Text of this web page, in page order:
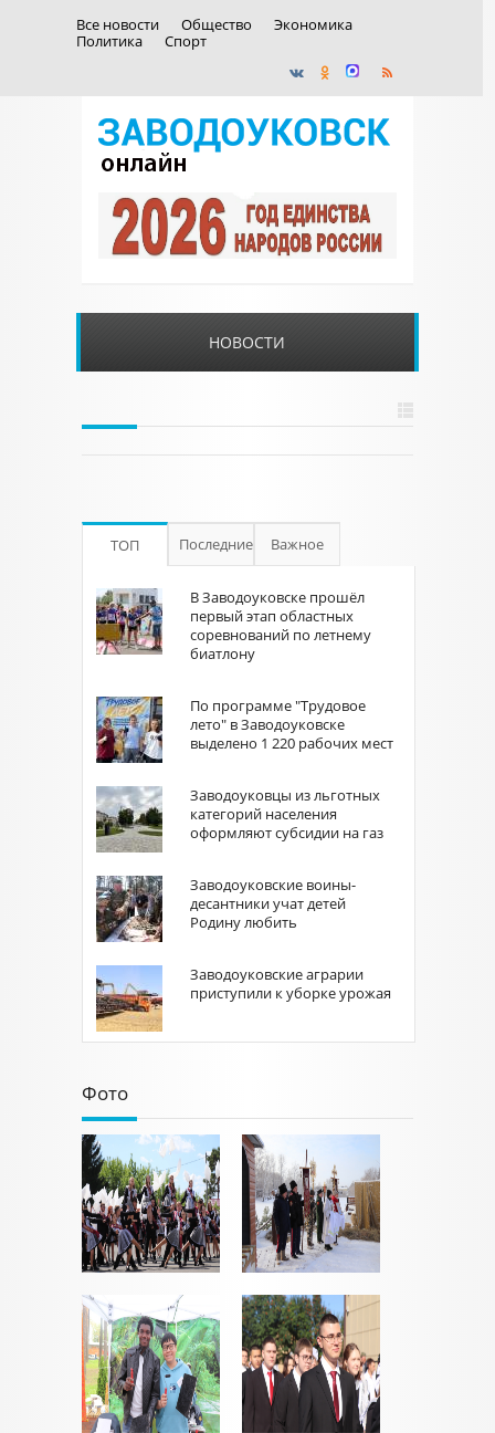
Все новости Общество
Экономика
Политика
Спорт
НОВОСТИ
ТОП Последние Важное
В Заводоуковске прошёл
первый этап областных
соревнований по летнему
биатлону
По программе "Трудовое
лето" в Заводоуковске
выделено 1 220 рабочих мест
Заводоуковцы из льготных
категорий населения
оформляют субсидии на газ
Заводоуковские воины-
десантники учат детей
Родину любить
Заводоуковские аграрии
приступили к уборке урожая
Фото